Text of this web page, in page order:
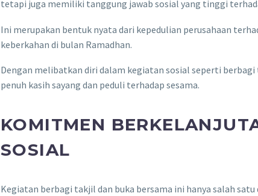
tetapi juga memiliki tanggung jawab sosial yang tinggi
Ini merupakan bentuk nyata dari kepedulian perusahaan
keberkahan di bulan Ramadhan.
Dengan melibatkan diri dalam kegiatan sosial seperti
penuh kasih sayang dan peduli terhadap sesama.
KOMITMEN
SOSIAL
Kegiatan berbagi takjil dan buka bersama ini hanya salah